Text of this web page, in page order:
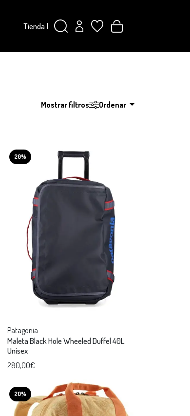
Tienda|
Mostrar filtros Ordenar
20%
Patagonia
Maleta Black Hole Wheeled Duffel 40L
Unisex
280,00€
20%